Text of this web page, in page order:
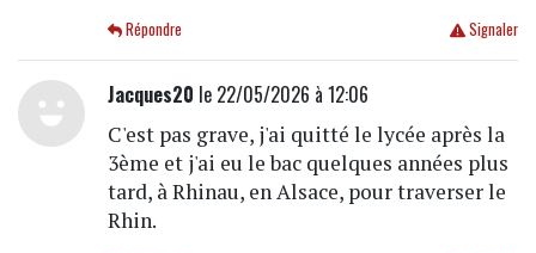
Signaler
Répondre
Jacques20 le 22/05/2026 à 12:06
C'est pas grave, j'ai quitté le lycée après la
3ème et j'ai eu le bac quelques années plus
tard, à Rhinau, en Alsace, pour traverser le
Rhin.